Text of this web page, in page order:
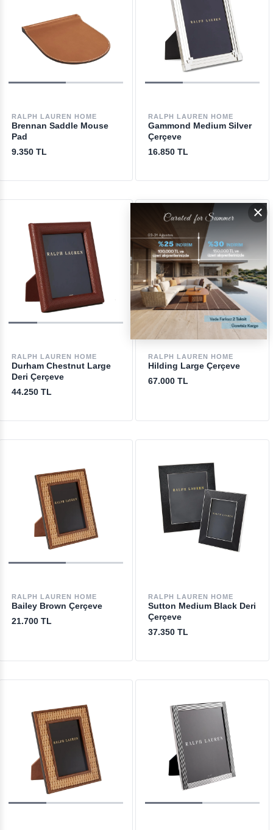
RALPH LAUREN HOME
Brennan Saddle Mouse
Pad
9.350 TL
RALPH LAUREN HOME
Gammond Medium Silver
Çerçeve
16.850 TL
RALPH LAUREN HOME
Durham Chestnut Large
Deri Çerçeve
44.250 TL
RALPH LAUREN HOME
Hilding Large Çerçeve
67.000 TL
RALPH LAUREN HOME
Bailey Brown Çerçeve
21.700 TL
RALPH LAUREN HOME
Sutton Medium Black Deri
Çerçeve
37.350 TL
×